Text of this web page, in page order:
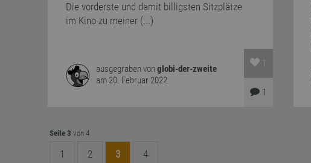
Die vorderste und damit billigsten Sitzplätze
im Kino zu meiner (...)
ausgegraben von globi-der-zweite
am 20. Februar 2022
1
1
Seite 3 von 4
1 2 3 4